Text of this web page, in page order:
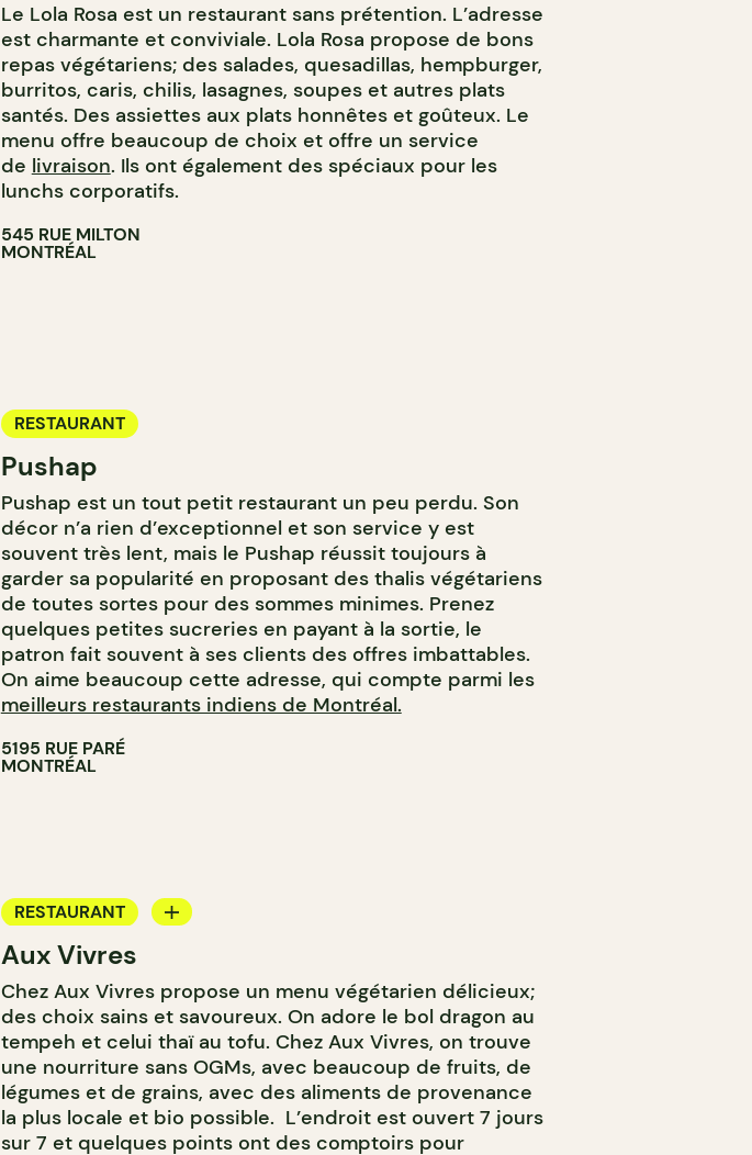
Le Lola Rosa est un restaurant sans prétention. L’adresse
est charmante et conviviale. Lola Rosa propose de bons
repas végétariens; des salades, quesadillas, hempburger,
burritos, caris, chilis, lasagnes, soupes et autres plats
santés. Des assiettes aux plats honnêtes et goûteux. Le
menu offre beaucoup de choix et offre un service
de livraison. Ils ont également des spéciaux pour les
lunchs corporatifs.
545 RUE MILTON
MONTRÉAL
RESTAURANT
Pushap
Pushap est un tout petit restaurant un peu perdu. Son
décor n’a rien d’exceptionnel et son service y est
souvent très lent, mais le Pushap réussit toujours à
garder sa popularité en proposant des thalis végétariens
de toutes sortes pour des sommes minimes. Prenez
quelques petites sucreries en payant à la sortie, le
patron fait souvent à ses clients des offres imbattables.
On aime beaucoup cette adresse, qui compte parmi les
meilleurs restaurants indiens de Montréal.
5195 RUE PARÉ
MONTRÉAL
RESTAURANT
COMPTOIR
Aux Vivres
Chez Aux Vivres propose un menu végétarien délicieux;
des choix sains et savoureux. On adore le bol dragon au
tempeh et celui thaï au tofu. Chez Aux Vivres, on trouve
une nourriture sans OGMs, avec beaucoup de fruits, de
légumes et de grains, avec des aliments de provenance
la plus locale et bio possible. L’endroit est ouvert 7 jours
sur 7 et quelques points ont des comptoirs pour